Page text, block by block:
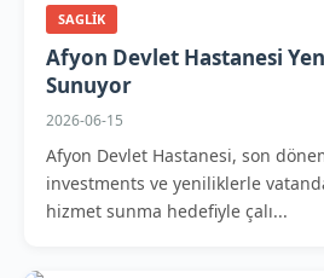
SAGLIK
Afyon Devlet Hastanesi
Sunuyor
2026-06-15
Afyon Devlet Hastanesi, son
investments ve yeniliklerle
hizmet sunma hedefiyle çalı...